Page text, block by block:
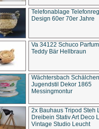
Telefonablage
Design 60er 70er Jahre
Va 34122 Schuco
Teddy Bär Hellbraun
Wächtersbach Schälchen
Jugendstil Dekor 1865
Messingmontur
2x Bauhaus Tripod Steh
Dreibein Stativ Art Deco
Vintage Studio Leucht